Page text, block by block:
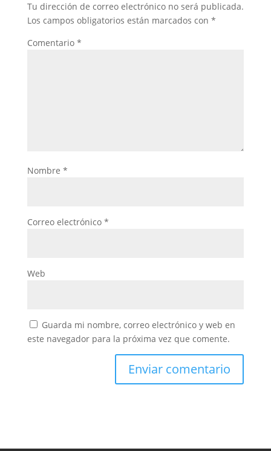
Tu dirección de correo electrónico no será publicada.
Los campos obligatorios están marcados con *
Comentario *
Nombre *
Correo electrónico *
Web
Guarda mi nombre, correo electrónico y web en
este navegador para la próxima vez que comente.